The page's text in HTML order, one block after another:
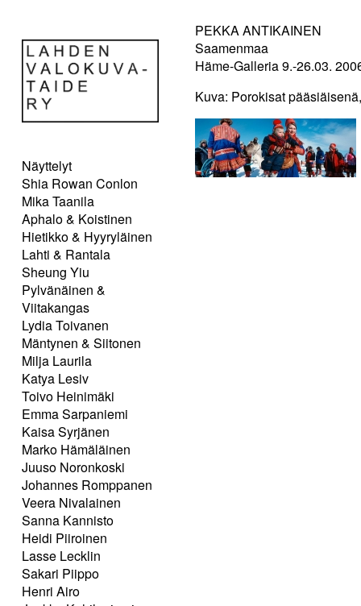
Näyttelyt
Shia Rowan Conlon
Mika Taanila
Aphalo & Koistinen
Hietikko & Hyyryläinen
Lahti & Rantala
Sheung Yiu
Pylvänäinen &
Viitakangas
Lydia Toivanen
Mäntynen & Siitonen
Milja Laurila
Katya Lesiv
Toivo Heinimäki
Emma Sarpaniemi
Kaisa Syrjänen
Marko Hämäläinen
Juuso Noronkoski
Johannes Romppanen
Veera Nivalainen
Sanna Kannisto
Heidi Piiroinen
Lasse Lecklin
Sakari Piippo
Henri Airo
PEKKA ANTIKAINEN
Saamenmaa
Häme-Galleria 9.-26.03.
Kuva: Porokisat